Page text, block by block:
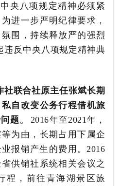
央八项规定精神必须紧
进一步严明纪律要求，
围，持续释放严的强烈
违反中央八项规定精神典
社联合社原主任张斌长期
自改变公务行程借机旅
题。
2016年至2021年，
为由，长期占用下属企
报销产生的费用。2016
供销社系统相关会议之
程，前往青海湖景区旅